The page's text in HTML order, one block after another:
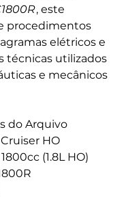
, este
procedimentos
elétricos e
técnicas utilizados
e mecânicos
do Arquivo
HO
(1.8L HO)